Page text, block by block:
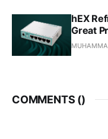
hEX
Great
COMMENTS ()